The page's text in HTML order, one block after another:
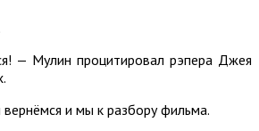
— Мулин процитировал рэпера Джея
и мы к разбору фильма.